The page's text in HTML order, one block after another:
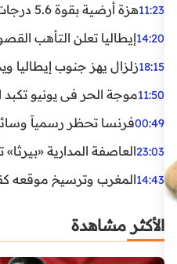
11:23هزة أرضية بقوة 5.6 درجات تضرب مصر
14:20إيطاليا تعلن التأهب القصوى في 23 مدينة بسبب
18:15زلزال يهز جنوب إيطاليا
11:50موجة الحر في يونيو تكبد
00:49فرنسا تحظر رسمياً وسائل
23:03العاصفة المدارية
14:43المغرب وترسيخ موقعه
الأكثر مشاهدة